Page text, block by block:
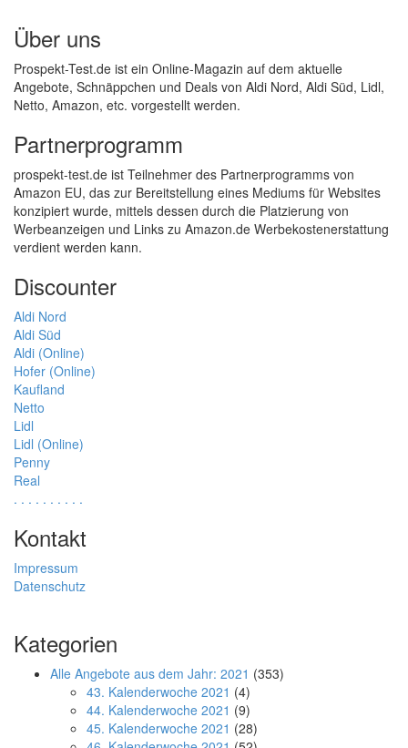
Über uns
Prospekt-Test.de ist ein Online-Magazin auf dem aktuelle
Angebote, Schnäppchen und Deals von Aldi Nord, Aldi Süd, Lidl,
Netto, Amazon, etc. vorgestellt werden.
Partnerprogramm
prospekt-test.de ist Teilnehmer des Partnerprogramms von
Amazon EU, das zur Bereitstellung eines Mediums für Websites
konzipiert wurde, mittels dessen durch die Platzierung von
Werbeanzeigen und Links zu Amazon.de Werbekostenerstattung
verdient werden kann.
Discounter
Aldi Nord
Aldi Süd
Aldi (Online)
Hofer (Online)
Kaufland
Netto
Lidl
Lidl (Online)
Penny
Real
. . . . . . . . . .
Kontakt
Impressum
Datenschutz
Kategorien
Alle Angebote aus dem Jahr: 2021 (353)
43. Kalenderwoche 2021 (4)
44. Kalenderwoche 2021 (9)
45. Kalenderwoche 2021 (28)